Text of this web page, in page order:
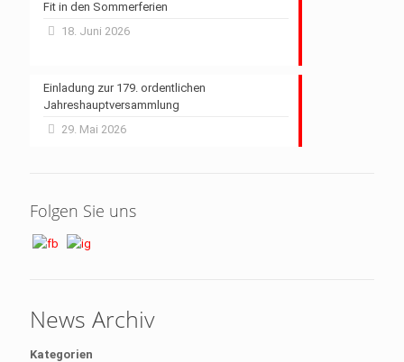
Fit in den Sommerferien
18. Juni 2026
Einladung zur 179. ordentlichen
Jahreshauptversammlung
29. Mai 2026
Folgen Sie uns
News Archiv
Kategorien